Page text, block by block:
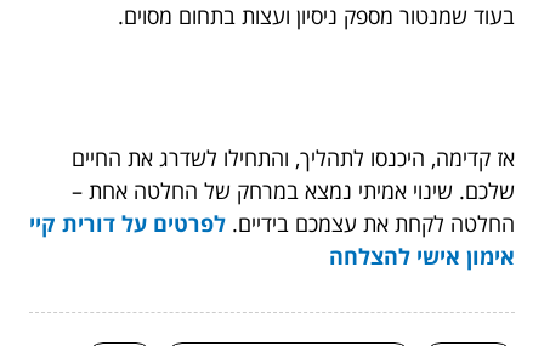
בעוד שמנטור מספק ניסיון ועצות בתחום מסוים.
אז קדימה, היכנסו לתהליך, והתחילו לשדרג את החיים
שלכם. שינוי אמיתי נמצא במרחק של החלטה אחת –
החלטה לקחת את עצמכם בידיים. לפרטים על דורית קיי
אימון אישי להצלחה